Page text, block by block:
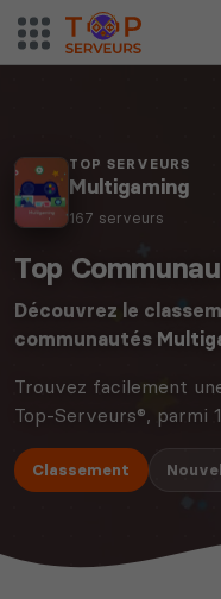
TOP SERVEURS
Multigaming
167 serveurs
Top
Découvrez le
communautés
Trouvez facilement
Top-Serveurs®, parmi
Classement